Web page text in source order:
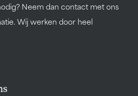
Neem dan contact met ons
Wij werken door heel